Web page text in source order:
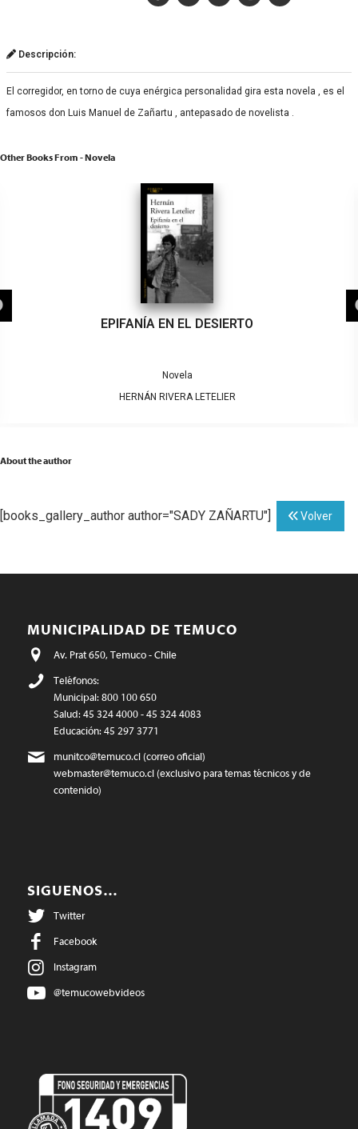
Descripción:
El corregidor, en torno de cuya enérgica personalidad gira esta novela , es el
famosos don Luis Manuel de Zañartu , antepasado de novelista .
Other Books From - Novela
EPIFANÍA EN EL DESIERTO
Novela
HERNÁN RIVERA LETELIER
About the author
[books_gallery_author author="SADY ZAÑARTU"] Volver
MUNICIPALIDAD DE TEMUCO
Av. Prat 650, Temuco - Chile
Teléfonos:
Municipal: 800 100 650
Salud: 45 324 4000 - 45 324 4083
Educación: 45 297 3771
munitco@temuco.cl(correo oficial)
webmaster@temuco.cl(exclusivo para temas técnicos y de
contenido)
SIGUENOS…
Twitter
Facebook
Instagram
@temucowebvideos